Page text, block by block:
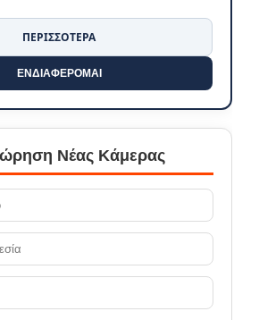
ΠΕΡΙΣΣΟΤΕΡΑ
ΕΝΔΙΑΦΕΡΟΜΑΙ
Νέας Κάμερας